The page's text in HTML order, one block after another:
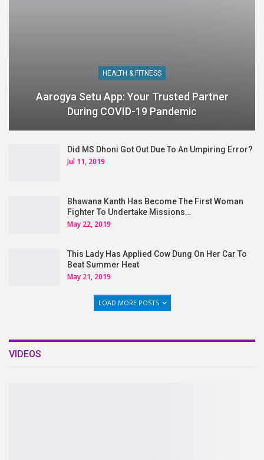
HEALTH & FITNESS
Aarogya Setu App: Your Trusted Partner
During COVID-19 Pandemic
Did MS Dhoni Got Out Due To An Umpiring Error?
Jul 11, 2019
Bhawana Kanth Has Become The First Woman
Fighter To Undertake Missions…
May 22, 2019
This Lady Has Applied Cow Dung On Her Car To
Beat Summer Heat
May 21, 2019
LOAD MORE POSTS
VIDEOS